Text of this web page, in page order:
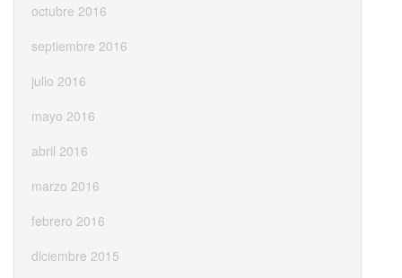
octubre 2016
septiembre 2016
julio 2016
mayo 2016
abril 2016
marzo 2016
febrero 2016
diciembre 2015